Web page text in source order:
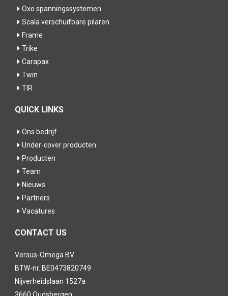
Oxo spanningssystemen
Scala verschuifbare pilaren
Frame
Trike
Carapax
Twin
TIR
QUICK LINKS
Ons bedrijf
Under-cover producten
Producten
Team
Nieuws
Partners
Vacatures
CONTACT US
Versus-Omega BV
BTW-nr. BE0473820749
Nijverheidslaan 1527a